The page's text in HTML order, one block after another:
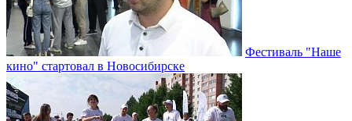
Фестиваль "Наше
кино" стартовал в Новосибирске